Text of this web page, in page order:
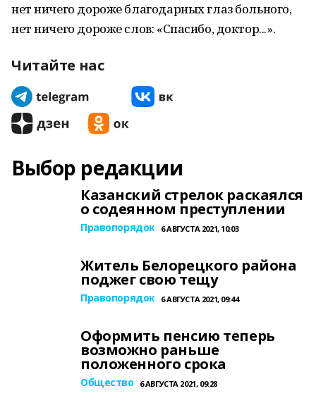
нет ничего дороже благодарных глаз больного,
нет ничего дороже слов: «Спасибо, доктор...».
Читайте нас
Выбор редакции
Казанский стрелок раскаялся
о содеянном преступлении
Правопорядок 6 АВГУСТА 2021, 10:03
Житель Белорецкого района
поджег свою тещу
Правопорядок 6 АВГУСТА 2021, 09:44
Оформить пенсию теперь
возможно раньше
положенного срока
Общество 6 АВГУСТА 2021, 09:28